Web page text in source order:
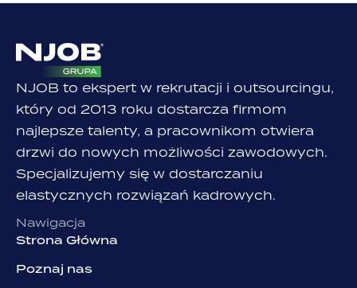
NJOB to ekspert w rekrutacji i outsourcingu,
który od 2013 roku dostarcza firmom
najlepsze talenty, a pracownikom otwiera
drzwi do nowych możliwości zawodowych.
Specjalizujemy się w dostarczaniu
elastycznych rozwiązań kadrowych.
Nawigacja
Strona Główna
Poznaj nas